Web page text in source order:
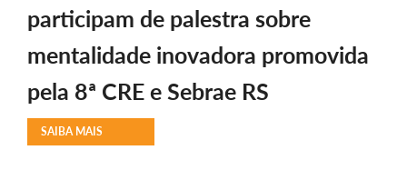
participam de palestra sobre
mentalidade inovadora promovida
pela 8ª CRE e Sebrae RS
SAIBA MAIS